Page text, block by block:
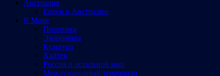
Австралия
Евреи в Австралии
В Мире
Политика
Экономика
Культура
Хайтек
Россия и остальной мир
Международный терроризм